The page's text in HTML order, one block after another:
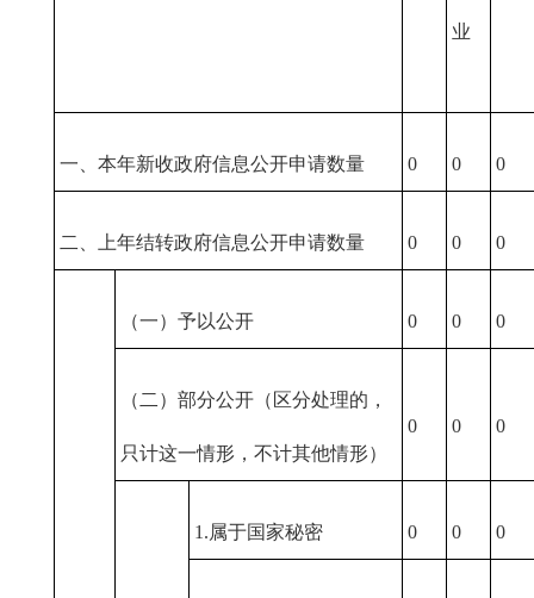
业
一、本年新收政府信息公开申请数量 0 0 0
二、上年结转政府信息公开申请数量 0 0 0
（一）予以公开 0 0 0
（二）部分公开（区分处理的，
只计这一情形，不计其他情形）
0 0 0
1.属于国家秘密 0 0 0